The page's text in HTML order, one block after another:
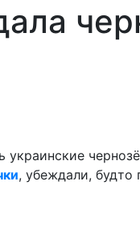
, убеждали, будто